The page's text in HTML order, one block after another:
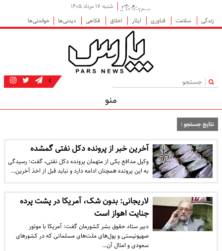
شنبه ۱۷ مرداد ۱۴۰۵
زندگی
سلامت فناوری ایثار اخلاق فکاهی دیدنی‌ها خواندنی‌ها
|
منو
نتایج جستجو :
آخرین خبر از پرونده دکل نفتی گمشده
وکیل مدافع یکی از متهمان پرونده دکل نفتی، گفت: رسیدگی
به این پرونده همچنان ادامه دارد و نباید قبل از اخذ آخرین…
لاریجانی: بدون شک، آمریکا در پشت پرده
جنایت اهواز است
​دبیر ستاد حقوق بشر کشورمان گفت: آمریکا با موتور
صهیونیستی و پول‌های ملت‌های مسلمانی که در کشور‌های
سعودی و امثال آن…